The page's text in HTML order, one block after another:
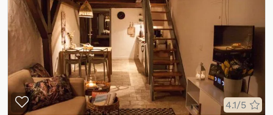
4.1/5
Zur Merkliste hinzufügen